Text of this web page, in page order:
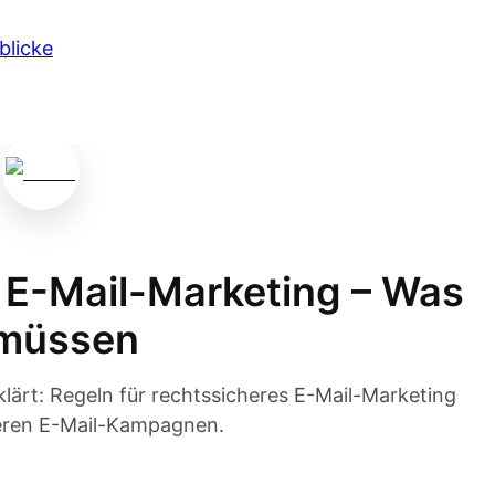
Mail-Marketing – Was
Regeln für rechtssicheres E-Mail-Marketing
E-Mail-Kampagnen.